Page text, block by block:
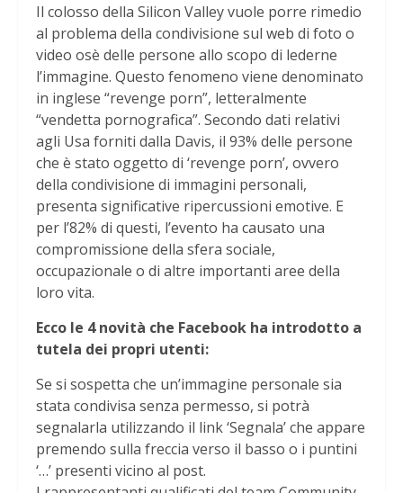
Il colosso della Silicon Valley vuole porre rimedio
al problema della condivisione sul web di foto o
video osè delle persone allo scopo di lederne
l’immagine. Questo fenomeno viene denominato
in inglese “revenge porn”, letteralmente
“vendetta pornografica”. Secondo dati relativi
agli Usa forniti dalla Davis, il 93% delle persone
che è stato oggetto di ‘revenge porn’, ovvero
della condivisione di immagini personali,
presenta significative ripercussioni emotive. E
per l’82% di questi, l’evento ha causato una
compromissione della sfera sociale,
occupazionale o di altre importanti aree della
loro vita.
Ecco le 4 novità che Facebook ha introdotto a
tutela dei propri utenti:
Se si sospetta che un’immagine personale sia
stata condivisa senza permesso, si potrà
segnalarla utilizzando il link ‘Segnala’ che appare
premendo sulla freccia verso il basso o i puntini
‘…’ presenti vicino al post.